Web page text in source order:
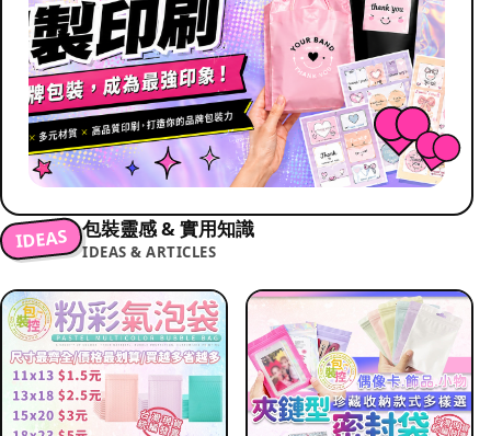
IDEAS 包裝靈感 & 實用知識
IDEAS & ARTICLES